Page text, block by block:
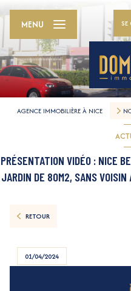
SE
MENU
AGENCE IMMOBILIÈRE À NICE
PRÉSENTATION VIDÉO : NICE
JARDIN DE 80M2, SANS VOISIN
RETOUR
01/04/2024